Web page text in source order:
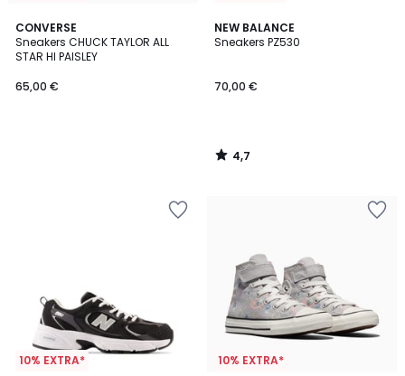
CONVERSE
Sneakers CHUCK TAYLOR ALL
STAR HI PAISLEY
65,00 €
NEW BALANCE
Sneakers PZ530
70,00 €
4,7
/ 5
4,7
/
10% EXTRA* 10% EXTRA*